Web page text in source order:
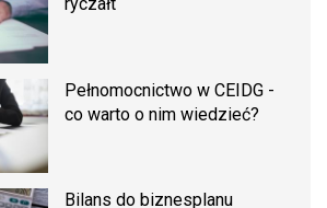
ryczałt
Pełnomocnictwo w CEIDG -
co warto o nim wiedzieć?
Bilans do biznesplanu